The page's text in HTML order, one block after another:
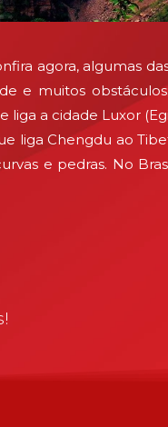
agora, algumas
e muitos
a cidade Luxor
liga Chengdu ao
e pedras. No